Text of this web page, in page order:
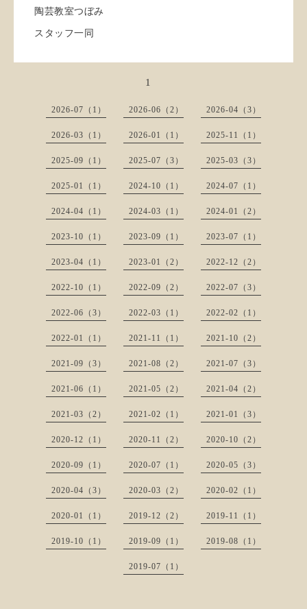
陶芸教室つぼみ
スタッフ一同
1
2026-07（1） 2026-06（2） 2026-04（3）
2026-03（1） 2026-01（1） 2025-11（1）
2025-09（1） 2025-07（3） 2025-03（3）
2025-01（1） 2024-10（1） 2024-07（1）
2024-04（1） 2024-03（1） 2024-01（2）
2023-10（1） 2023-09（1） 2023-07（1）
2023-04（1） 2023-01（2） 2022-12（2）
2022-10（1） 2022-09（2） 2022-07（3）
2022-06（3） 2022-03（1） 2022-02（1）
2022-01（1） 2021-11（1） 2021-10（2）
2021-09（3） 2021-08（2） 2021-07（3）
2021-06（1） 2021-05（2） 2021-04（2）
2021-03（2） 2021-02（1） 2021-01（3）
2020-12（1） 2020-11（2） 2020-10（2）
2020-09（1） 2020-07（1） 2020-05（3）
2020-04（3） 2020-03（2） 2020-02（1）
2020-01（1） 2019-12（2） 2019-11（1）
2019-10（1） 2019-09（1） 2019-08（1）
2019-07（1）